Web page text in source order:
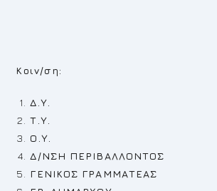
Κοιν/ση:
Δ.Υ.
Τ.Υ.
Ο.Υ.
Δ/ΝΣΗ ΠΕΡΙΒΑΛΛΟΝΤΟΣ
ΓΕΝΙΚΟΣ ΓΡΑΜΜΑΤΕΑΣ